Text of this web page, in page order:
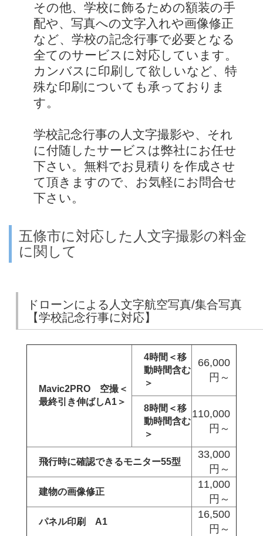
その他、学校に飾るための額装の手
配や、写真への文字入れや画像修正
など、学校の記念行事で必要となる
全てのサービスに対応しています。
カンバスに印刷して欲しいなど、特
殊な印刷についても承っておりま
す。
学校記念行事の人文字撮影や、それ
に付随したサービスは弊社にお任せ
下さい。無料でお見積りを作成させ
て頂きますので、お気軽にお問合せ
下さい。
五條市に対応した人文字撮影の料金
に関して
ドローンによる人文字航空写真/集合写真
【学校記念行事に対応】
Mavic2PRO 空撮＜
最終引き伸ばしA1＞
4時間＜移
動時間含む
＞
66,000
円～
8時間＜移
動時間含む
＞
110,000
円～
飛行時に確認できるモニター55型
33,000
円～
建物の画像修正
11,000
円～
パネル印刷 A1
16,500
円～